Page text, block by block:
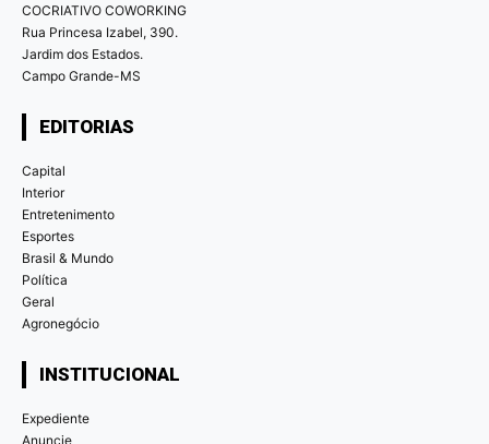
COCRIATIVO COWORKING
Rua Princesa Izabel, 390.
Jardim dos Estados.
Campo Grande-MS
EDITORIAS
Capital
Interior
Entretenimento
Esportes
Brasil & Mundo
Política
Geral
Agronegócio
INSTITUCIONAL
Expediente
Anuncie